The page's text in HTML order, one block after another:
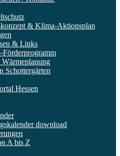
& Klima-Aktionsplan
& Links
Förderprogramm
Schottergärten
Hessen
download
A bis Z